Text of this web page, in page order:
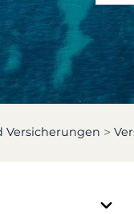
Versicherungen